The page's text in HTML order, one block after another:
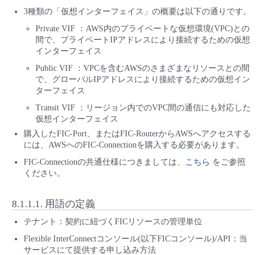
すべてのメニューを見る
管理機能
すべてのメニューを見る
モニタリング/監査
サポート
すべてのメニューを見る
- ユーザー機能の管理
- 登録情報の管理
- APIリファレンス
■ 基本構築ガイド
- Flexible InterConnect
- IoT
- マルチクラウド利用
- リモートワーク
- ITインフラストラクチャー
- その他
メンテナンス予定
定期メンテナンス
協業パートナー
トレーニング/操作動画
脱炭素化
3種類の「仮想インターフェイス」の概要は以下の通りです。
Private VIF ：AWS内のプライベートな仮想環境(VPC)との
間で、プライベートIPアドレスにより接続するための仮想
インターフェイス
Public VIF ：VPCを含むAWSのさまざまなリソースとの間
で、グローバルIPアドレスにより接続するための仮想イン
ターフェイス
Transit VIF ：リージョン内でのVPC間の通信にも対応した
仮想インターフェイス
購入したFIC-Port、またはFIC-RouterからAWSへアクセスする
には、AWSへのFIC-Connectionを購入する必要があります。
FIC-Connectionの共通仕様につきましては、
こちら をご参照
ください。
8.1.1.1. 用語の定義
テナント：契約に紐づくFICリソースの管理単位
Flexible InterConnectコンソール(以下FICコンソール)/API：当
サービスにて提供する申し込み方法